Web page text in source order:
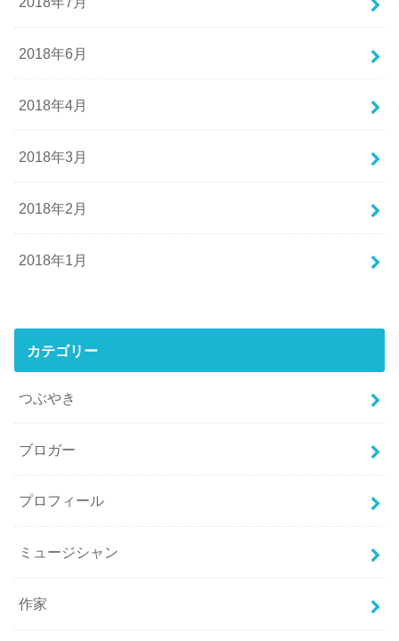
2018年6月
2018年4月
2018年3月
2018年2月
2018年1月
カテゴリー
つぶやき
ブロガー
プロフィール
ミュージシャン
作家